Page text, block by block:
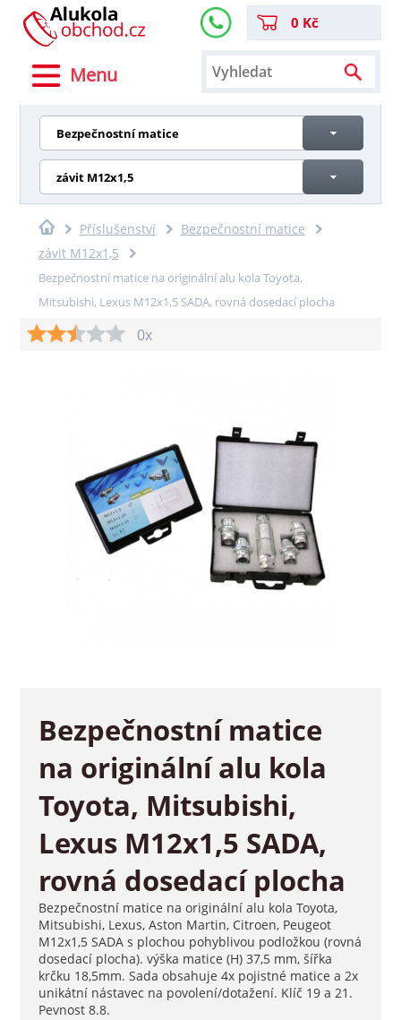
Menu
0 Kč
Bezpečnostní matice
závit M12x1,5
Příslušenství
Bezpečnostní matice
závit M12x1,5
Bezpečnostní matice na originální alu kola Toyota,
Mitsubishi, Lexus M12x1,5 SADA, rovná dosedací plocha
0x
Bezpečnostní matice
na originální alu kola
Toyota, Mitsubishi,
Lexus M12x1,5 SADA,
rovná dosedací plocha
Bezpečnostní matice na originální alu kola Toyota,
Mitsubishi, Lexus, Aston Martin, Citroen, Peugeot
M12x1,5 SADA s plochou pohyblivou podložkou (rovná
dosedací plocha). výška matice (H) 37,5 mm, šířka
krčku 18,5mm. Sada obsahuje 4x pojistné matice a 2x
unikátní nástavec na povolení/dotažení. Klíč 19 a 21.
Pevnost 8.8.